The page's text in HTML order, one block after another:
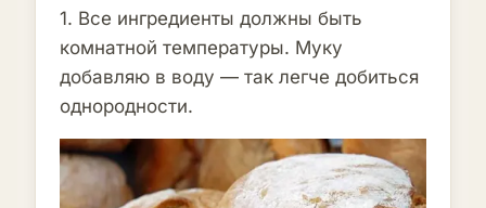
1. Все ингредиенты должны быть
комнатной температуры. Муку
добавляю в воду — так легче добиться
однородности.